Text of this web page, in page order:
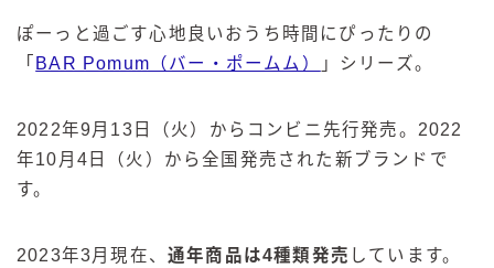
ぽーっと過ごす心地良いおうち時間にぴったりの
「 BAR Pomum（バー・ポームム） 」シリーズ。
2022年9月13日（火）からコンビニ先行発売。2022
年10月4日（火）から全国発売された新ブランドで
す。
2023年3月現在、 通年商品は4種類発売 しています。